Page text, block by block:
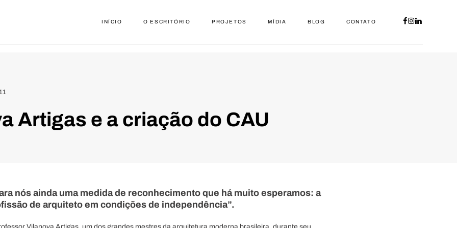
INÍCIO O ESCRITÓRIO PROJETOS MÍDIA BLOG CONTATO
Artigas e a criação do CAU
nós ainda uma medida de reconhecimento que há muito esperamos: a
de arquiteto em condições de independência”.